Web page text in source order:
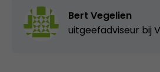
Bert Vegelien
uitgeefadviseur bij